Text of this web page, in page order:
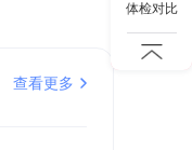
查看更多
体检对比